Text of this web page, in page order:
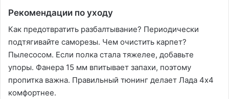
Рекомендации по уходу
Как предотвратить разбалтывание? Периодически
подтягивайте саморезы. Чем очистить карпет?
Пылесосом. Если полка стала тяжелее, добавьте
упоры. Фанера 15 мм впитывает запахи, поэтому
пропитка важна. Правильный тюнинг делает Лада 4х4
комфортнее.